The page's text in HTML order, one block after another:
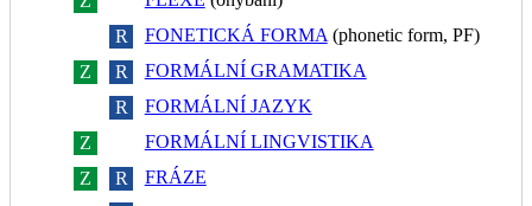
R FONETICKÁ FORMA (phonetic form, PF)
Z
R
FORMÁLNÍ GRAMATIKA
R
FORMÁLNÍ JAZYK
Z
FORMÁLNÍ LINGVISTIKA
Z
R
FRÁZE